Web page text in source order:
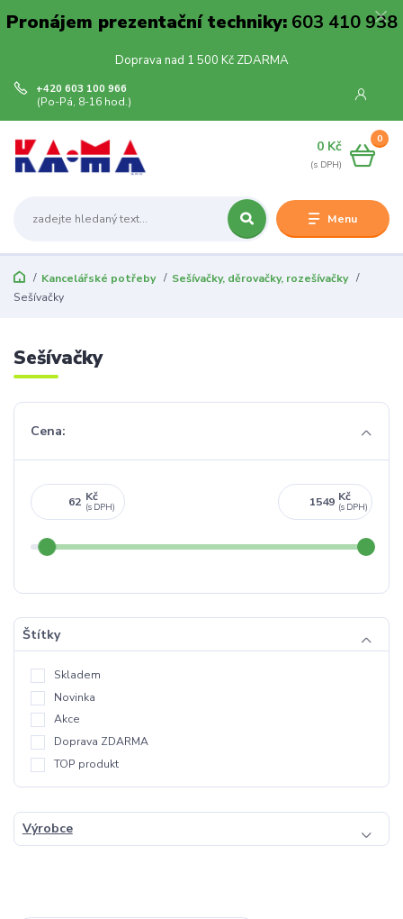
Pronájem prezentační techniky:603 410 938
Doprava nad 1 500 Kč ZDARMA
Menu
+420 603 100 966
(Po-Pá, 8-16 hod.)
0
0 Kč
Kancelářské potřeby
Sešívačky, děrovačky, rozešívačky
Sešívačky
Sešívačky
Cena:
Kč Kč
Štítky
Skladem
Novinka
Akce
Doprava ZDARMA
TOP produkt
Výrobce